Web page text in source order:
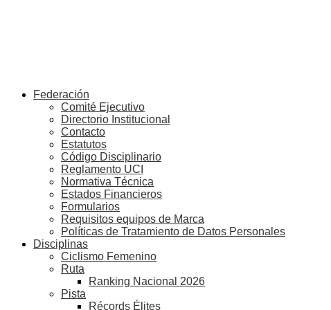
Federación
Comité Ejecutivo
Directorio Institucional
Contacto
Estatutos
Código Disciplinario
Reglamento UCI
Normativa Técnica
Estados Financieros
Formularios
Requisitos equipos de Marca
Políticas de Tratamiento de Datos Personales
Disciplinas
Ciclismo Femenino
Ruta
Ranking Nacional 2026
Pista
Récords Élites